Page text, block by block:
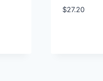
$27.20